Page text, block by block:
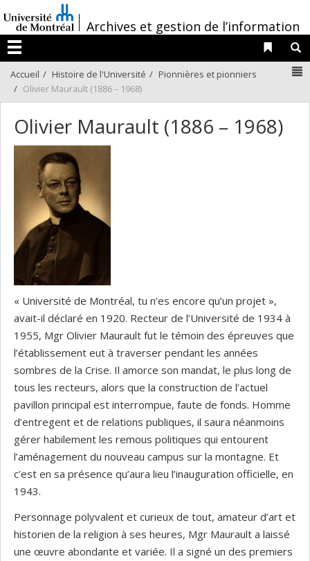
au
contenu
/
Archives et gestion de l’information
Menu
Liens
Accueil Histoire de l'Université
Pionnières et pionniers
Olivier Maurault (1886 – 1968)
Olivier Maurault (1886 – 1968)
« Université de Montréal, tu n’es encore qu’un projet »,
avait-il déclaré en 1920. Recteur de l’Université de 1934 à
1955, Mgr Olivier Maurault fut le témoin des épreuves que
l’établissement eut à traverser pendant les années
sombres de la Crise. Il amorce son mandat, le plus long de
tous les recteurs, alors que la construction de l’actuel
pavillon principal est interrompue, faute de fonds. Homme
d’entregent et de relations publiques, il saura néanmoins
gérer habilement les remous politiques qui entourent
l’aménagement du nouveau campus sur la montagne. Et
c’est en sa présence qu’aura lieu l’inauguration officielle, en
1943.
Personnage polyvalent et curieux de tout, amateur d’art et
historien de la religion à ses heures, Mgr Maurault a laissé
une œuvre abondante et variée. Il a signé un des premiers